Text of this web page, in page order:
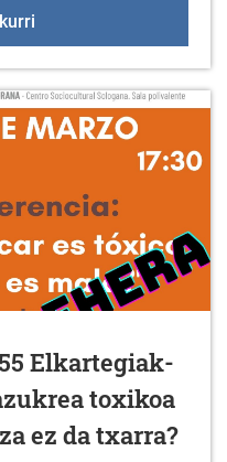
Elkartegiak-
toxikoa
ez da txarra?